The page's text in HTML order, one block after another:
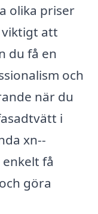
olika priser
viktigt att
du få en
och
när du
i
xn--
få
göra